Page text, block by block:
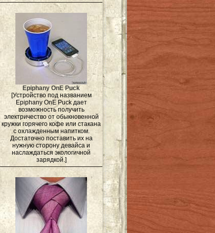
Epiphany OnE Puck
[Устройство под названием
Epiphany OnE Puck дает
возможность получить
электричество от обыкновенной
кружки горячего кофе или стакана
с охлажденным напитком.
Достаточно поставить их на
нужную сторону девайса и
наслаждаться экологичной
зарядкой.]